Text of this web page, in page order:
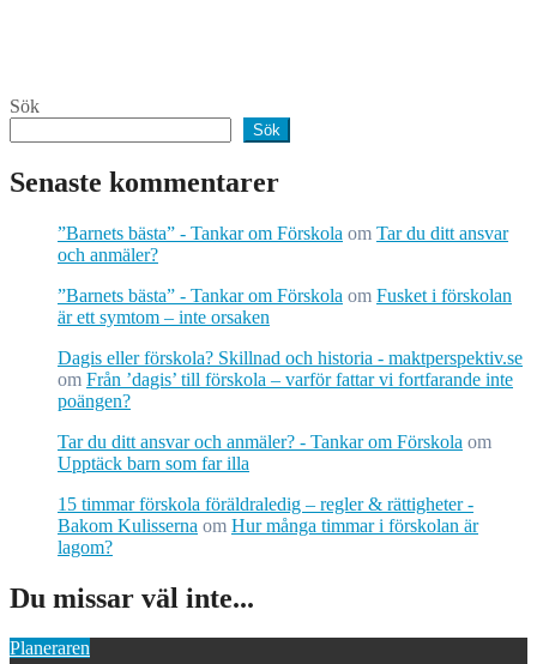
Sök
Sök
Senaste kommentarer
”Barnets bästa” - Tankar om Förskola om Tar du ditt ansvar
och anmäler?
”Barnets bästa” - Tankar om Förskola om Fusket i förskolan
är ett symtom – inte orsaken
Dagis eller förskola? Skillnad och historia - maktperspektiv.se
om Från ’dagis’ till förskola – varför fattar vi fortfarande inte
poängen?
Tar du ditt ansvar och anmäler? - Tankar om Förskola om
Upptäck barn som far illa
15 timmar förskola föräldraledig – regler & rättigheter -
Bakom Kulisserna om Hur många timmar i förskolan är
lagom?
Du missar väl inte...
Planeraren